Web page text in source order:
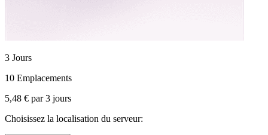
3 Jours
10 Emplacements
5,48 € par3 jours
Choisissez la localisation du serveur: